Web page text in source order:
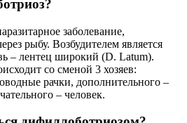
заболевание,
рыбу. Возбудителем является
– лентец широкий (D. Latum).
со сменой 3 хозяев:
рачки, дополнительного –
– человек.